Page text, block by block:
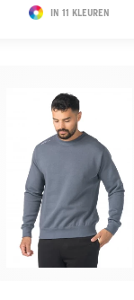
IN 11 KLEUREN